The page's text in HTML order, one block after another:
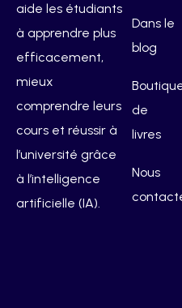
aide les étudiants
à apprendre plus
efficacement,
mieux
comprendre leurs
cours et réussir à
l’université grâce
à l’intelligence
artificielle (IA).
Dans le
blog
de
livres
Nous